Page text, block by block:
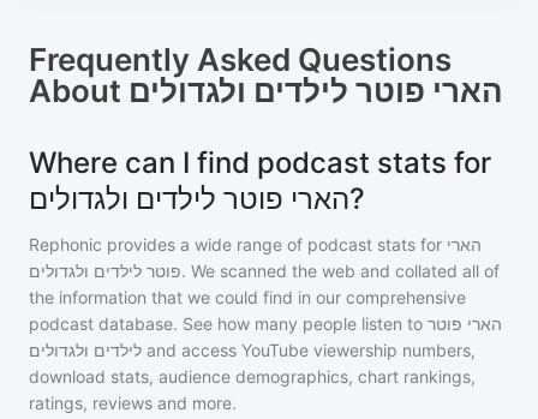
Frequently Asked Questions
About הארי פוטר לילדים ולגדולים
Where can I find podcast stats for
הארי פוטר לילדים ולגדולים?
Rephonic provides a wide range of podcast stats for הארי
פוטר לילדים ולגדולים. We scanned the web and collated all of
the information that we could find in our comprehensive
podcast database. See how many people listen to הארי פוטר
לילדים ולגדולים and access YouTube viewership numbers,
download stats, audience demographics, chart rankings,
ratings, reviews and more.